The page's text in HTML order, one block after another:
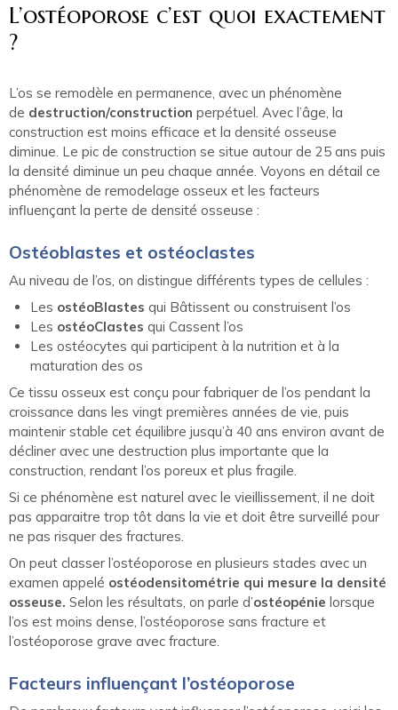
L’ostéoporose c’est quoi exactement
?
L’os se remodèle en permanence, avec un phénomène
de destruction/construction perpétuel. Avec l’âge, la
construction est moins efficace et la densité osseuse
diminue. Le pic de construction se situe autour de 25 ans puis
la densité diminue un peu chaque année. Voyons en détail ce
phénomène de remodelage osseux et les facteurs
influençant la perte de densité osseuse :
Ostéoblastes et ostéoclastes
Au niveau de l’os, on distingue différents types de cellules :
Les ostéoBlastes qui Bâtissent ou construisent l’os
Les ostéoClastes qui Cassent l’os
Les ostéocytes qui participent à la nutrition et à la
maturation des os
Ce tissu osseux est conçu pour fabriquer de l’os pendant la
croissance dans les vingt premières années de vie, puis
maintenir stable cet équilibre jusqu’à 40 ans environ avant de
décliner avec une destruction plus importante que la
construction, rendant l’os poreux et plus fragile.
Si ce phénomène est naturel avec le vieillissement, il ne doit
pas apparaitre trop tôt dans la vie et doit être surveillé pour
ne pas risquer des fractures.
On peut classer l’ostéoporose en plusieurs stades avec un
examen appelé ostéodensitométrie qui mesure la densité
osseuse. Selon les résultats, on parle d’ostéopénie lorsque
l’os est moins dense, l’ostéoporose sans fracture et
l’ostéoporose grave avec fracture.
Facteurs influençant l’ostéoporose